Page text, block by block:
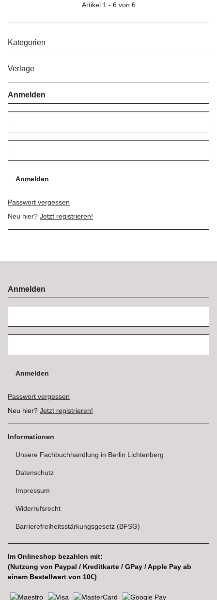
Artikel 1 - 6 von 6
Kategorien
Verlage
Anmelden
Anmelden
Passwort vergessen
Neu hier? Jetzt registrieren!
Anmelden
Anmelden
Passwort vergessen
Neu hier? Jetzt registrieren!
Informationen
Unsere Fachbuchhandlung in Berlin Lichtenberg
Datenschutz
Impressum
Widerrufsrecht
Barrierefreiheitsstärkungsgesetz (BFSG)
Im Onlineshop bezahlen mit:
(Nutzung von Paypal / Kreditkarte / GPay / Apple Pay ab
einem Bestellwert von 10€)